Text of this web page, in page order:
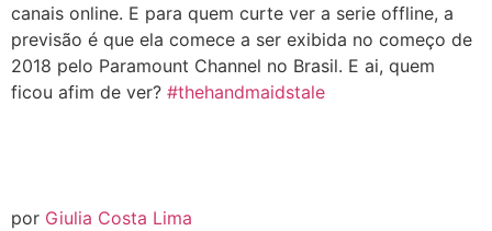
canais online. E para quem curte ver a serie offline, a
previsão é que ela comece a ser exibida no começo de
2018 pelo Paramount Channel no Brasil. E ai, quem
ficou afim de ver? #thehandmaidstale
por Giulia Costa Lima